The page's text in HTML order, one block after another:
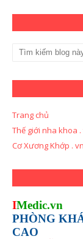
Trang chủ
Thế giới nha khoa .
Cơ Xương Khớp . vn
IMedic.vn
PHÒNG
CAO